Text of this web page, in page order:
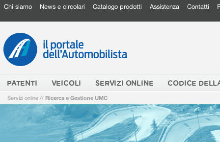
Chi siamo News e circolari Catalogo prodotti Assistenza Contatti
PATENTI VEICOLI SERVIZI ONLINE CODICE
Servizi online // Ricerca e Gestione UMC